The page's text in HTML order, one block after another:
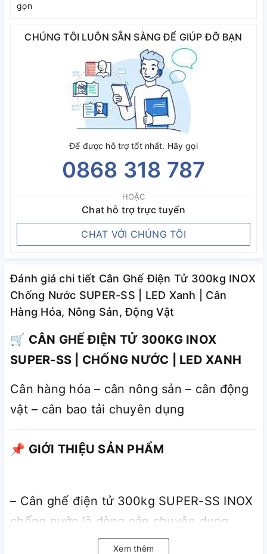
gọn
CHÚNG TÔI LUÔN SẴN SÀNG ĐỂ GIÚP ĐỠ BẠN
Để được hỗ trợ tốt nhất. Hãy gọi
0868 318 787
HOẶC
Chat hỗ trợ trực tuyến
CHAT VỚI CHÚNG TÔI
Đánh giá chi tiết Cân Ghế Điện Tử 300kg INOX
Chống Nước SUPER-SS | LED Xanh | Cân
Hàng Hóa, Nông Sản, Động Vật
🛒 CÂN GHẾ ĐIỆN TỬ 300KG INOX
SUPER-SS | CHỐNG NƯỚC | LED XANH
Cân hàng hóa – cân nông sản – cân động
vật – cân bao tải chuyên dụng
📌 GIỚI THIỆU SẢN PHẨM
– Cân ghế điện tử 300kg SUPER-SS INOX
chống nước là dòng cân chuyên dụng
cho cân hàng hóa, nông sản và động
Xem thêm